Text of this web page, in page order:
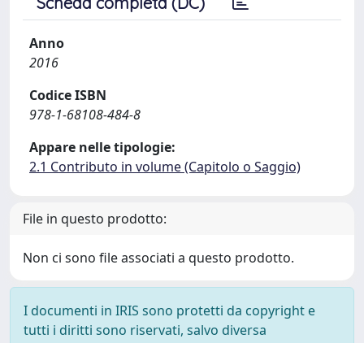
Anno
2016
Codice ISBN
978-1-68108-484-8
Appare nelle tipologie:
2.1 Contributo in volume (Capitolo o Saggio)
File in questo prodotto:
Non ci sono file associati a questo prodotto.
I documenti in IRIS sono protetti da copyright e
tutti i diritti sono riservati, salvo diversa